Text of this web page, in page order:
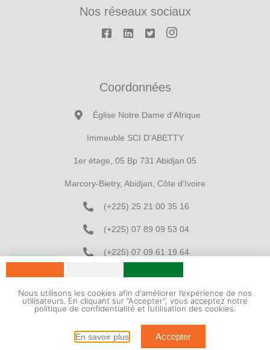
Nos réseaux sociaux
Coordonnées
Église Notre Dame d'Afrique
Immeuble SCI D'ABETTY
1er étage, 05 Bp 731 Abidjan 05
Marcory-Bietry, Abidjan, Côte d’Ivoire
(+225) 25 21 00 35 16
(+225) 07 89 09 53 04
(+225) 07 09 61 19 64
infoshpcoci@gmail.com
© 2026 HPCO-CI
Nous utilisons les cookies afin d'améliorer l’expérience de nos
utilisateurs. En cliquant sur ”Accepter”, vous acceptez notre
politique de confidentialité et l’utilisation des cookies.
En savoir plus Accepter